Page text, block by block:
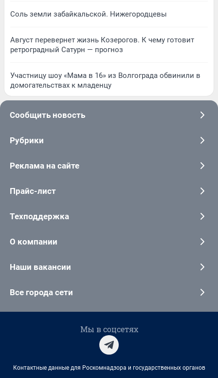
Соль земли забайкальской. Нижегородцевы
Август перевернет жизнь Козерогов. К чему готовит
ретроградный Сатурн — прогноз
Участницу шоу «Мама в 16» из Волгограда обвинили в
домогательствах к младенцу
Сообщить новость
Рубрики
Реклама на сайте
Прайс-лист
Техподдержка
О компании
Наши вакансии
Все города сети
Мы в соцсетях
Контактные данные для Роскомнадзора и государственных органов